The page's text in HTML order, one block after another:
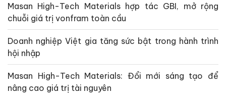
Masan High-Tech Materials hợp tác GBI, mở rộng
chuỗi giá trị vonfram toàn cầu
Doanh nghiệp Việt gia tăng sức bật trong hành trình
hội nhập
Masan High-Tech Materials: Đổi mới sáng tạo để
nâng cao giá trị tài nguyên